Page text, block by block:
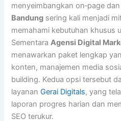
menyeimbangkan on‑page
Bandung sering kali menjadi
memahami kebutuhan khusus
Sementara Agensi Digital
menawarkan paket lengkap
konten, manajemen media
building. Kedua opsi tersebut
layananGerai Digitals, yang
laporan progres harian dan
SEO terukur.